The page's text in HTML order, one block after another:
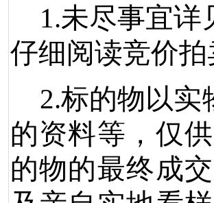
1.未尽事宜详
仔细阅读竞价
2.标的物以实
的资料等，仅
的物的最终成